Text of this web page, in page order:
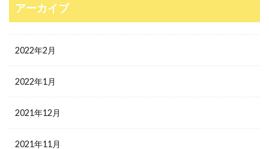
アーカイブ
2022年2月
2022年1月
2021年12月
2021年11月